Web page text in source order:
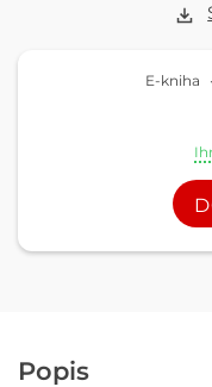
E-kniha ·
Popis